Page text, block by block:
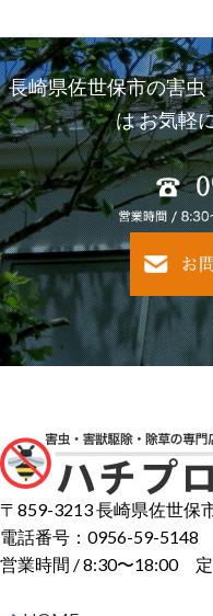
長崎県佐世保市の害
はお気軽
〒859-3213 長崎県佐世保
電話番号：0956-59-5148
営業時間 / 8:30〜18:00